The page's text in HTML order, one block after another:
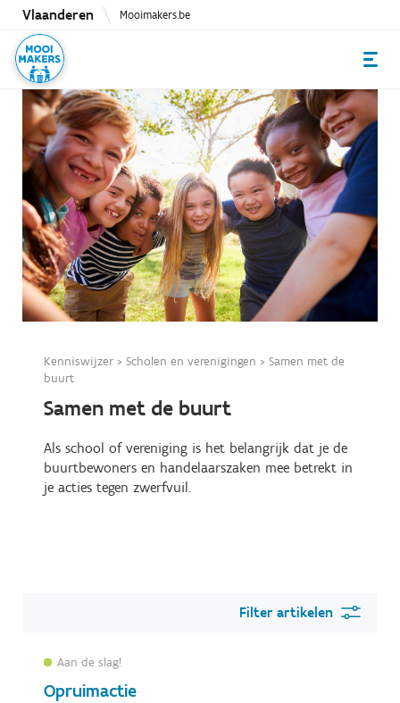
Overslaan
naar
inhoud
gaan
Vlaanderen Mooimakers.be
Kenniswijzer > Scholen en verenigingen > Samen met de
buurt
Samen met de buurt
Als school of vereniging is het belangrijk dat je de
buurtbewoners en handelaarszaken mee betrekt in
je acties tegen zwerfvuil.
Filter artikelen
Opruimactie
Aan de slag!